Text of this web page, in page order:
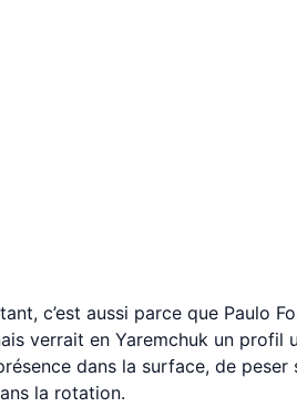
c’est aussi parce que Paulo
verrait en Yaremchuk un
dans la surface, de
la rotation.